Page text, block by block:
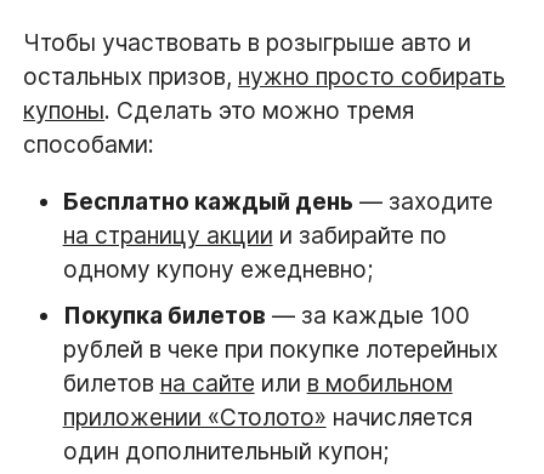
Чтобы участвовать в розыгрыше авто и
остальных призов, нужно просто собирать
купоны. Сделать это можно тремя
способами:
Бесплатно каждый день — заходите
на страницу акции и забирайте по
одному купону ежедневно;
Покупка билетов — за каждые 100
рублей в чеке при покупке лотерейных
билетов на сайте или в мобильном
приложении «Столото» начисляется
один дополнительный купон;